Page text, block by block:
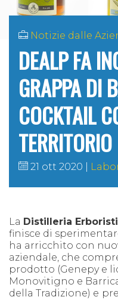
Notizie dalle
DEALP FA
GRAPPA DI
COCKTAIL
TERRITORIO
21 ott 2020
La Distilleria
finisce di
ha arricchito con
aziendale, che
prodotto (Genepy e
Monovitigno e
della Tradizione) e